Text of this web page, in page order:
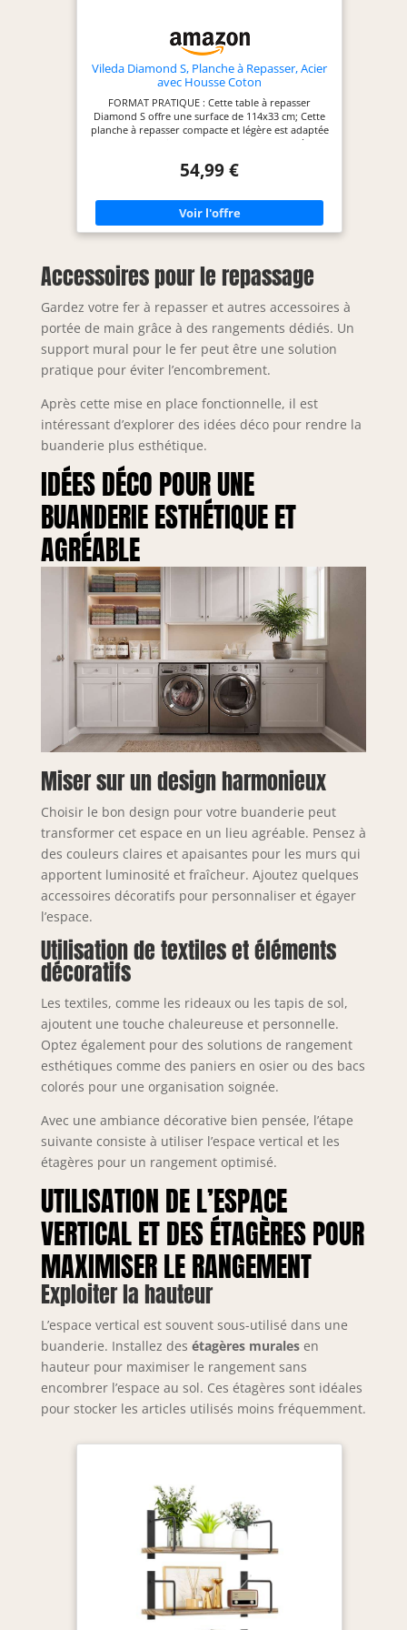
Vileda Diamond S, Planche à Repasser, Acier
avec Housse Coton
FORMAT PRATIQUE : Cette table à repasser
Diamond S offre une surface de 114x33 cm; Cette
planche à repasser compacte et légère est adaptée
pour les petits espaces tout en restant très
de cette petite table à repasser possède un
structure robuste en acier garantit une grande
stabilité lors de chaque repassage RÉSISTANCE
EXTRÊME : Cette planche à repasser résiste à plus
de 200 degrés; Son revêtement protège contre les
une durabilité trois fois plus importante USAGE
ERGONOMIQUE : Cette table à repasser pliable
Cette planche à repasser pliable et facile à
manoeuvrer facilite le rangement après le
repassage QUALITÉ VILEDA : Avec son expertise
reconnue dans l'entretien du linge, Vileda conçoit
cette table à repasser pliable stable et sûre dotée
d'un système de sécurité enfant et de pieds
54,99 €
Accessoires pour le repassage
Gardez votre fer à repasser et autres accessoires à
portée de main grâce à des rangements dédiés. Un
support mural pour le fer peut être une solution
pratique pour éviter l’encombrement.
Après cette mise en place fonctionnelle, il est
intéressant d’explorer des idées déco pour rendre la
buanderie plus esthétique.
IDÉES DÉCO POUR UNE
BUANDERIE ESTHÉTIQUE ET
AGRÉABLE
Miser sur un design harmonieux
Choisir le bon design pour votre buanderie peut
transformer cet espace en un lieu agréable. Pensez à
des couleurs claires et apaisantes pour les murs qui
apportent luminosité et fraîcheur. Ajoutez quelques
accessoires décoratifs pour personnaliser et égayer
l’espace.
Utilisation de textiles et éléments
décoratifs
Les textiles, comme les rideaux ou les tapis de sol,
ajoutent une touche chaleureuse et personnelle.
Optez également pour des solutions de rangement
esthétiques comme des paniers en osier ou des bacs
colorés pour une organisation soignée.
Avec une ambiance décorative bien pensée, l’étape
suivante consiste à utiliser l’espace vertical et les
étagères pour un rangement optimisé.
UTILISATION DE L’ESPACE
VERTICAL ET DES ÉTAGÈRES POUR
MAXIMISER LE RANGEMENT
Exploiter la hauteur
L’espace vertical est souvent sous-utilisé dans une
buanderie. Installez des étagères muralesen
hauteur pour maximiser le rangement sans
encombrer l’espace au sol. Ces étagères sont idéales
pour stocker les articles utilisés moins fréquemment.